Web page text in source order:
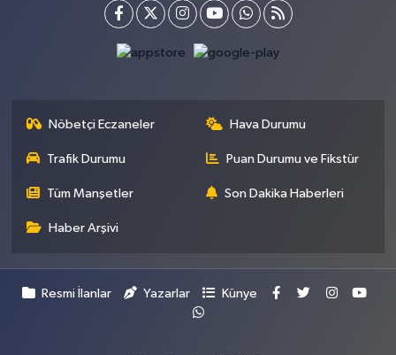
Nöbetçi Eczaneler Hava Durumu
Trafik Durumu Puan Durumu ve Fikstür
Tüm Manşetler Son Dakika Haberleri
Haber Arşivi
Resmi İlanlar Yazarlar Künye